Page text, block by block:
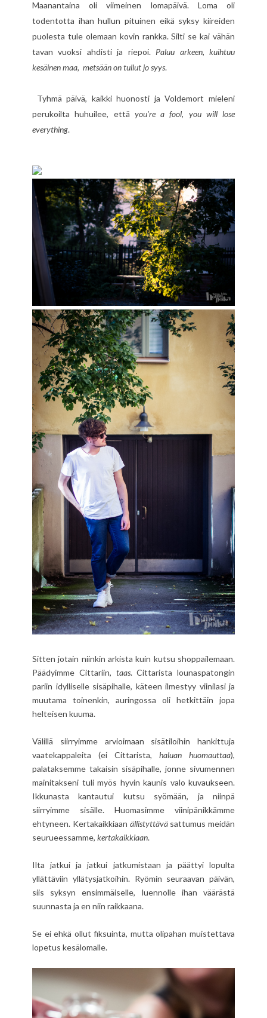
Maanantaina oli viimeinen lomapäivä. Loma oli
todentotta ihan hullun pituinen eikä syksy kiireiden
puolesta tule olemaan kovin rankka. Silti se kai vähän
tavan vuoksi ahdisti ja riepoi. Paluu arkeen, kuihtuu
kesäinen maa, metsään on tullut jo syys.
Tyhmä päivä, kaikki huonosti ja Voldemort mieleni
perukoilta huhuilee, että you're a fool, you will lose
everything.
Sitten jotain niinkin arkista kuin kutsu shoppailemaan.
Päädyimme Cittariin, taas. Cittarista lounaspatongin
pariin idylliselle sisäpihalle, käteen ilmestyy viinilasi ja
muutama toinenkin, auringossa oli hetkittäin jopa
helteisen kuuma.
Välillä siirryimme arvioimaan sisätiloihin hankittuja
vaatekappaleita (ei Cittarista, haluan huomauttaa),
palataksemme takaisin sisäpihalle, jonne sivumennen
mainitakseni tuli myös hyvin kaunis valo kuvaukseen.
Ikkunasta kantautui kutsu syömään, ja niinpä
siirryimme sisälle. Huomasimme viinipänikkämme
ehtyneen. Kertakaikkiaan ällistyttäväsattumus meidän
seurueessamme, kertakaikkiaan.
Ilta jatkui ja jatkui jatkumistaan ja päättyi lopulta
yllättäviin yllätysjatkoihin. Ryömin seuraavan päivän,
siis syksyn ensimmäiselle, luennolle ihan väärästä
suunnasta ja en niin raikkaana.
Se ei ehkä ollut fiksuinta, mutta olipahan muistettava
lopetus kesälomalle.